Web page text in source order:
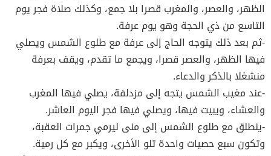
الظهر، والعصر، والمغرب قصرا بلا جمع، وكذلك صلاة فجر يوم
التاسع من ذي الحجة وهو يوم عرفة.
-ثم بعد ذلك يتوجه الحاج إلى عرفة مع طلوع الشمس ويصلي
فيها الظهر، والعصر قصرا، ويجمع ما تقدم، ويقف بعرفة
منشغلا بالذكر والدعاء.
-عند مغيب الشمس يتجه إلى مزدلفة، يصلي فيها المغرب
والعشاء، ويبيت فيها، ويصلي فيها فجر اليوم العاشر.
-ينطلق مع طلوع الشمس إلى منى ليرمي جمرات العقبة،
وتكون سبع حصيات واحدة تلو الأخرى، ويكبر مع كل رمية.